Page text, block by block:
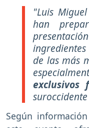
"Luis
han
de las más
exclusivos
Según